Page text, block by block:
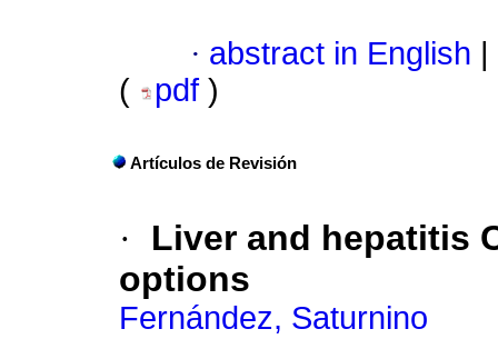
· abstract in English
(
pdf )
Artículos de Revisión
·
Liver and hepatitis
options
Fernández, Saturnino